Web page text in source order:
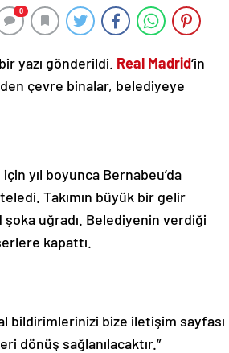
0
yazı gönderildi. Real Madrid‘in
çevre binalar, belediyeye
yıl boyunca Bernabeu’da
Takımın büyük bir gelir
uğradı. Belediyenin verdiği
kapattı.
bildirimlerinizi bize iletişim sayfası
dönüş sağlanılacaktır.”